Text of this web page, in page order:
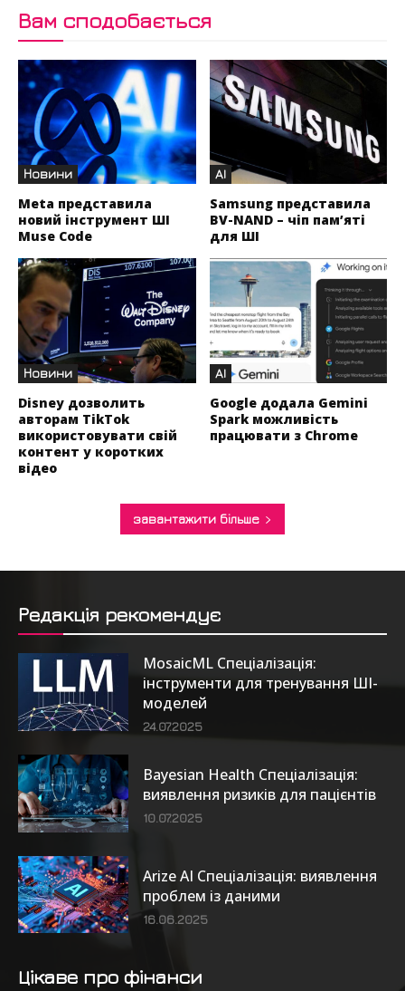
Вам сподобається
Новини
Meta представила
новий інструмент ШІ
Muse Code
AI
Samsung представила
BV-NAND – чіп пам’яті
для ШІ
Новини
Disney дозволить
авторам TikTok
використовувати свій
контент у коротких
відео
AI
Google додала Gemini
Spark можливість
працювати з Chrome
завантажити більше
Редакція рекомендує
MosaicML Спеціалізація:
інструменти для тренування ШІ-
моделей
24.07.2025
Bayesian Health Спеціалізація:
виявлення ризиків для пацієнтів
10.07.2025
Arize AI Спеціалізація: виявлення
проблем із даними
16.06.2025
Цікаве про фінанси